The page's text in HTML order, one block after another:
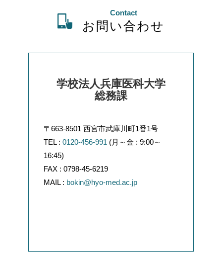
Contact
お問い合わせ
学校法人兵庫医科大学
総務課
〒663-8501 西宮市武庫川町1番1号
TEL : 0120-456-991 (月～金 : 9:00～
16:45)
FAX : 0798-45-6219
MAIL : bokin@hyo-med.ac.jp